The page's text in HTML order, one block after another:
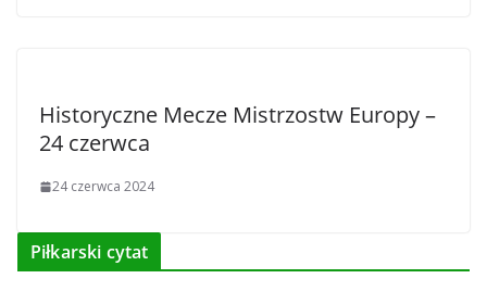
Historyczne Mecze Mistrzostw Europy –
24 czerwca
24 czerwca 2024
Piłkarski cytat